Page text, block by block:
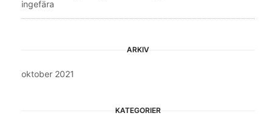
ingefära
ARKIV
oktober 2021
KATEGORIER